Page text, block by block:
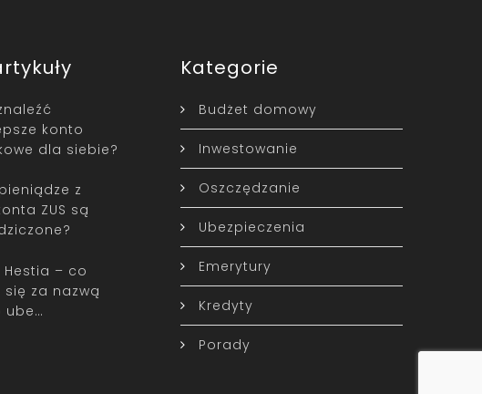
konto
dla siebie?
z
ZUS są
Hestia – co
się za nazwą
ube…
Kategorie
Budżet domowy
Inwestowanie
Oszczędzanie
Ubezpieczenia
Emerytury
Kredyty
Porady